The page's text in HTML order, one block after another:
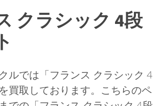
クラシック 4段
ルでは「フランス クラシック 4
買取しております。こちらのペ